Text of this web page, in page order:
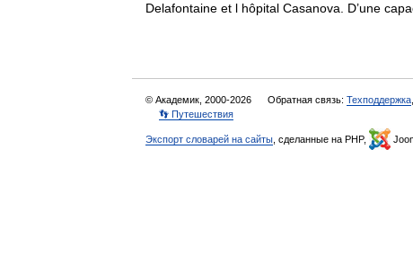
Delafontaine et l hôpital Casanova. D’une
© Академик, 2000-2026 Обратная связь: Техподдержка
👣 Путешествия
Экспорт словарей на сайты , сделанные на PHP,